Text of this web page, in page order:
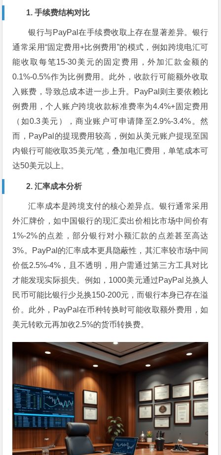
1. 手续费结构对比
银行与PayPal在手续费收取上存在显著差异。银行
通常采用“固定费用+比例费用”的模式，例如跨境电汇可
能收取每笔15-30美元的固定费用，外加汇款金额的
0.1%-0.5%作为比例费用。此外，收款行可能额外收取
入账费，导致总成本进一步上升。PayPal则主要依赖比
例费用，个人账户跨境收款标准费率为4.4%+固定费用
（如0.3美元），商业账户可申请降至2.9%-3.4%。然
而，PayPal的提现费用较高，例如从美元账户提现至国
内银行可能收取35美元/笔，叠加电汇费用，单笔成本可
达50美元以上。
2. 汇率成本分析
汇率成本是跨境支付的核心差异点。银行通常采用
外汇牌价，如中国银行的现汇卖出价相比市场中间价有
1%-2%的点差，部分银行对小额汇款的点差甚至高达
3%。PayPal的汇率成本更具隐蔽性，其汇率较市场中间
价低2.5%-4%，且不透明，用户需通过第三方工具对比
才能发现实际损失。例如，1000美元通过PayPal兑换人
民币可能比银行少兑换150-200元，而银行本身已存在溢
价。此外，PayPal在币种转换时可能收取额外费用，如
美元转欧元再加收2.5%的货币转换费。